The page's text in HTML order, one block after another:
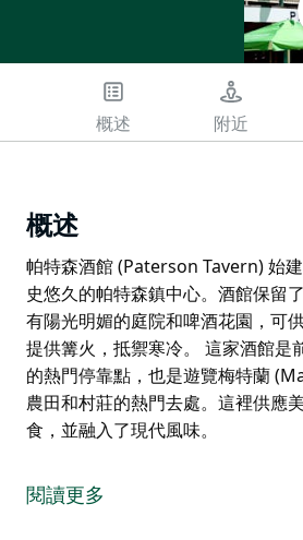
概述 附近
概述
帕特森酒館 (Paterson Tavern) 始
史悠久的帕特森鎮中心。酒館保留
有陽光明媚的庭院和啤酒花園，可
提供篝火，抵禦寒冷。 這家酒館
的熱門停靠點，也是遊覽梅特蘭
農田和村莊的熱門去處。這裡供應
食，並融入了現代風味。
史悠久的帕特森鎮中心。酒館保留
有陽光明媚的庭院和啤酒花園，可
閱讀更多